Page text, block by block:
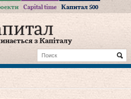
Capital time Капитал 500
з Капіталу